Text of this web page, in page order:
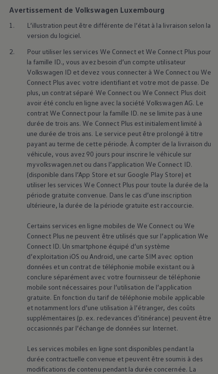
Trouver des services pour votre modèle
Applications Volkswagen, connexion et
We Charge
Liste des concessionnaires
Recherche de concessionnaire
75 ans de Volkswagen au Luxembourg
Véhicules en stock
Avertissement de Volkswagen Luxembourg
1.
L’illustration peut être différente de l’état à la livraison selon la
version du logiciel.
2.
Pour utiliser les services We Connect et We Connect Plus pour
la famille ID., vous avez besoin d’un compte utilisateur
Volkswagen ID et devez vous connecter à We Connect ou We
Connect Plus avec votre identifiant et votre mot de passe. De
plus, un contrat séparé We Connect ou We Connect Plus doit
avoir été conclu en ligne avec la société Volkswagen AG. Le
contrat We Connect pour la famille ID. ne se limite pas à une
durée de trois ans. We Connect Plus est initialement limité à
une durée de trois ans. Le service peut être prolongé à titre
payant au terme de cette période. À compter de la livraison du
véhicule, vous avez 90 jours pour inscrire le véhicule sur
myvolkswagen.net ou dans l’application We Connect ID.
(disponible dans l’App Store et sur Google Play Store) et
utiliser les services We Connect Plus pour toute la durée de la
période gratuite convenue. Dans le cas d’une inscription
ultérieure, la durée de la période gratuite est raccourcie.
Certains services en ligne mobiles de We Connect ou We
Connect Plus ne peuvent être utilisés que sur l’application We
Connect ID. Un smartphone équipé d’un système
d’exploitation iOS ou Android, une carte SIM avec option
données et un contrat de téléphonie mobile existant ou à
conclure séparément avec votre fournisseur de téléphonie
mobile sont nécessaires pour l’utilisation de l’application
gratuite. En fonction du tarif de téléphonie mobile applicable
et notamment lors d’une utilisation à l’étranger, des coûts
supplémentaires (p. ex. redevances d’itinérance) peuvent être
occasionnés par l’échange de données sur Internet.
Les services mobiles en ligne sont disponibles pendant la
durée contractuelle convenue et peuvent être soumis à des
modifications de contenu pendant la durée concernée. La